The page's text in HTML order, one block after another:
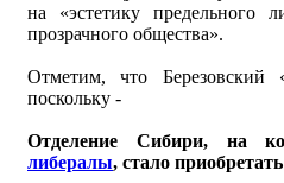
на «эстетику предельного
прозрачного общества».
Отметим, что Березовский
поскольку -
Отделение Сибири, на
либералы, стало